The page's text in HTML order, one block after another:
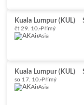
Kuala Lumpur (KUL)
čt 29. 10. Přímý
AirAsia
Kuala Lumpur (KUL)
so 17. 10. Přímý
AirAsia